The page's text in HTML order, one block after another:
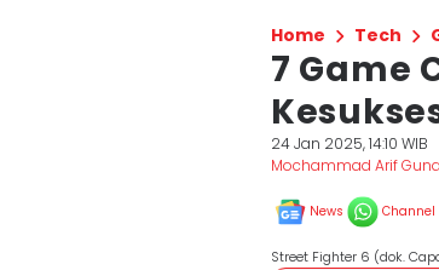
Home Tech
7 Game
24 Jan 2025, 14:10 WIB
Mochammad Arif
News Channel
Street Fighter 6 (dok.